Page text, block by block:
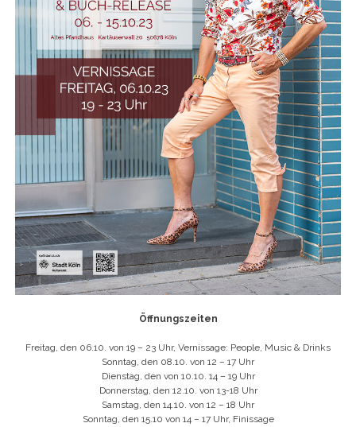
Öffnungszeiten
Freitag, den 06.10. von 19 – 23 Uhr, Vernissage: People, Music & Drinks
Sonntag, den 08.10. von 12 – 17 Uhr
Dienstag, den von 10.10. 14 – 19 Uhr
Donnerstag, den 12.10. von 13-18 Uhr
Samstag, den 14.10. von 12 – 18 Uhr
Sonntag, den 15.10 von 14 – 17 Uhr, Finissage